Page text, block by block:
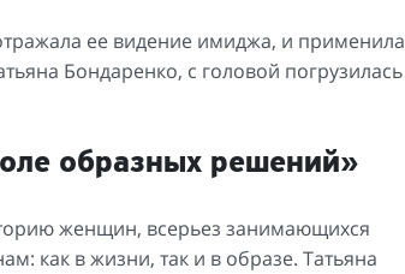
ее видение имиджа, и применила
Бондаренко, с головой погрузилась
образных решений»
женщин, всерьез занимающихся
как в жизни, так и в образе. Татьяна